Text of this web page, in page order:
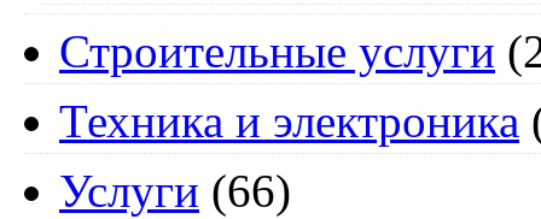
Строительные услуги
Техника и электроника
Услуги (66)